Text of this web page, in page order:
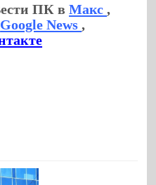
ПК вМакс,
Google News,